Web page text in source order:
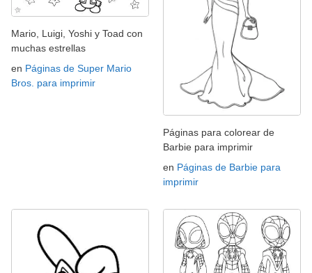
Mario, Luigi, Yoshi y Toad con
muchas estrellas
en Páginas de Super Mario
Bros. para imprimir
Páginas para colorear de
Barbie para imprimir
en Páginas de Barbie para
imprimir